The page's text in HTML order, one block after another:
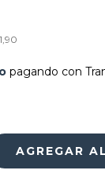
pagando con